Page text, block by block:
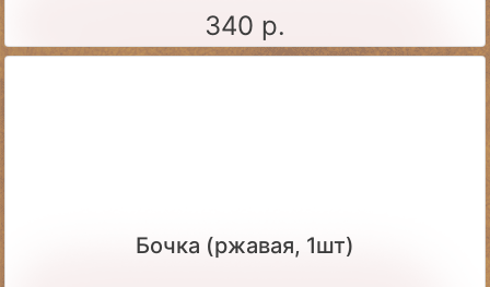
340 р.
Бочка (ржавая, 1шт)